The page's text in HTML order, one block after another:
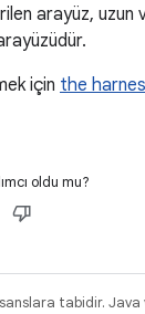
arayüz,
için the
oldu mu?
tabidir.